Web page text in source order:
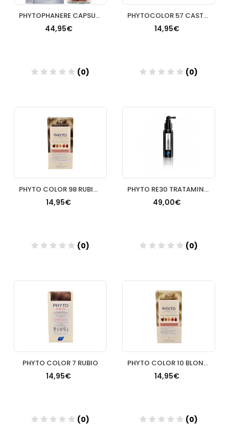
PHYTOPHANERE CAPSULAS CABELLO/UÑAS 120 CAP
44,95€
(0)
PHYTOCOLOR 57 CASTAÑO MARRON
14,95€
(0)
PHYTO COLOR 98 RUBIO CLARO BEIGE
14,95€
(0)
PHYTO RE30 TRATAMINETO ANTI CANAS
49,00€
(0)
PHYTO COLOR 7 RUBIO
14,95€
(0)
PHYTO COLOR 10 BLOND EXTRA CLARO
14,95€
(0)